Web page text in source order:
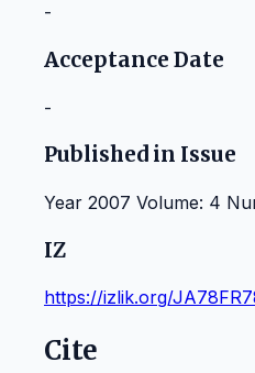
-
Acceptance Date
-
Published in Issue
Year 2007 Volume: 4
IZ
https://izlik.org/
Cite